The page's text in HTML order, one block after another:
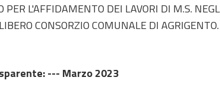
PER L'AFFIDAMENTO DEI LAVORI DI M.S.
CONSORZIO COMUNALE DI
: --- Marzo 2023